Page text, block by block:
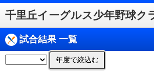
千里丘イーグルス少年野球ク
試合結果 一覧
年度で絞込む